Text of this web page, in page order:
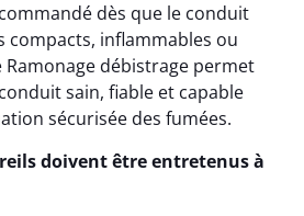
dès que le conduit
compacts, inflammables ou
débistrage permet
sain, fiable et capable
sécurisée des fumées.
doivent être entretenus à